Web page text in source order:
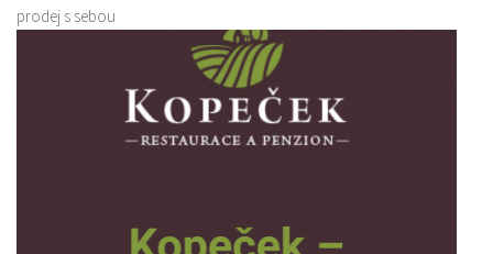
prodej s sebou